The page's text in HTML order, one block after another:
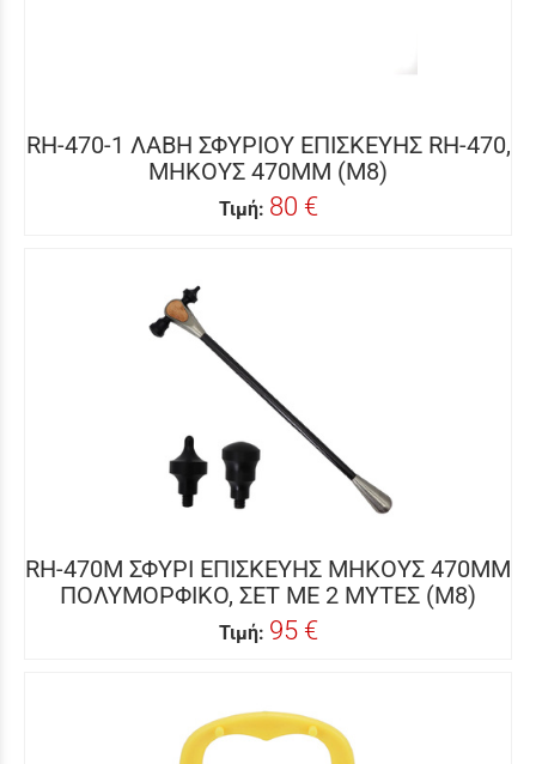
RH-470-1 ΛΑΒΗ ΣΦΥΡΙΟΥ ΕΠΙΣΚΕΥΗΣ RH-470,
ΜΗΚΟΥΣ 470MM (Μ8)
Τιμή: 80 €
RH-470M ΣΦΥΡΙ ΕΠΙΣΚΕΥΗΣ ΜΗΚΟΥΣ 470MM
ΠΟΛΥΜΟΡΦΙΚΟ, ΣΕΤ ΜΕ 2 ΜΥΤΕΣ (Μ8)
Τιμή: 95 €